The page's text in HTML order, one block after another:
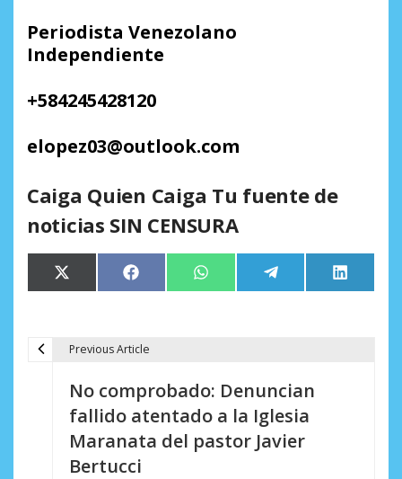
Periodista Venezolano
Independiente
+584245428120
elopez03@outlook.com
Caiga Quien Caiga Tu fuente de
noticias SIN CENSURA
Compartir
en
X
(Twitter)
Compartir
en
Facebook Compartir
en
WhatsApp Compartir
en
Telegram
en
LinkedIn
Previous Article
No comprobado: Denuncian
fallido atentado a la Iglesia
Maranata del pastor Javier
Bertucci